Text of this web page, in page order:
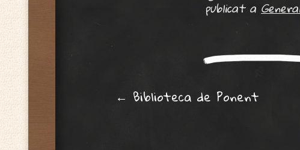
publicat a General
Post
← Biblioteca de Ponent